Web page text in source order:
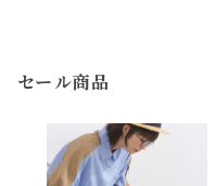
セール商品